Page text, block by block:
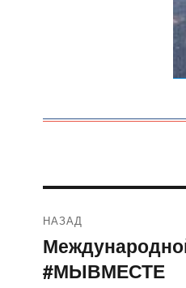
по
записям
НАЗАД
Предыдущая
запись:
#МЫВМЕСТЕ